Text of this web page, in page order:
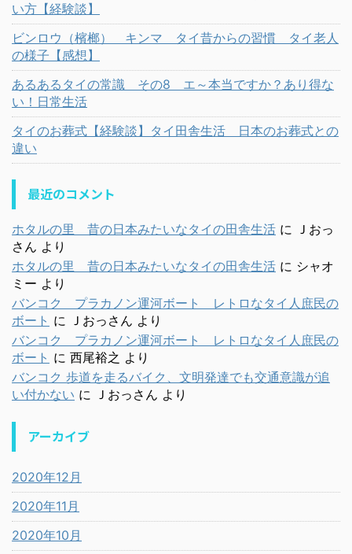
い方【経験談】
ビンロウ（檳榔） キンマ タイ昔からの習慣 タイ老人
の様子【感想】
あるあるタイの常識 その8 エ～本当ですか？あり得な
い！日常生活
タイのお葬式【経験談】タイ田舎生活 日本のお葬式との
違い
最近のコメント
ホタルの里 昔の日本みたいなタイの田舎生活 に Ｊおっ
さん より
ホタルの里 昔の日本みたいなタイの田舎生活 に シャオ
ミー より
バンコク プラカノン運河ボート レトロなタイ人庶民の
ボート に Ｊおっさん より
バンコク プラカノン運河ボート レトロなタイ人庶民の
ボート に 西尾裕之 より
バンコク 歩道を走るバイク、文明発達でも交通意識が追
い付かない に Ｊおっさん より
アーカイブ
2020年12月
2020年11月
2020年10月